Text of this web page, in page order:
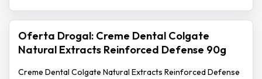
Oferta Drogal: Creme Dental Colgate
Natural Extracts Reinforced Defense 90g
Creme Dental Colgate Natural Extracts Reinforced Defense